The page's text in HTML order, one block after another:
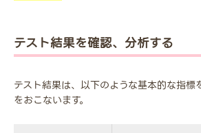
テスト結果を確認、分析する
テスト結果は、以下のような基本的な指標
をおこないます。